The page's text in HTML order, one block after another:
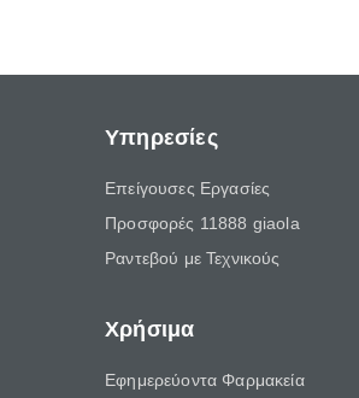
Υπηρεσίες
Επείγουσες Εργασίες
Προσφορές 11888 giaola
Ραντεβού με Τεχνικούς
Χρήσιμα
Εφημερεύοντα Φαρμακεία